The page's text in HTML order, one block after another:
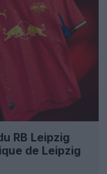
RB Leipzig
de Leipzig